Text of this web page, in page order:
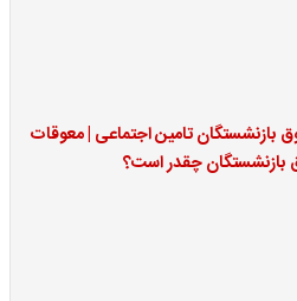
بازنشستگان تامین اجتماعی | معوقات
بازنشستگان چقدر است؟